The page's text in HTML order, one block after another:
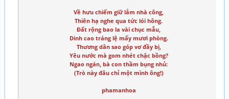
Về hưu chiếm giữ lắm nhà công,
Thiên hạ nghe qua tức lói hông.
Đất rộng bao la vài chục mẫu,
Dinh cao tráng lệ mấy mươi phòng.
Thương dân sao góp vơ đầy bị,
Yêu nước mà gom nhét chặc bồng?
Ngao ngán, bà con thầm bụng nhủ:
(Trò này đâu chỉ một mình ông!)
phamanhoa